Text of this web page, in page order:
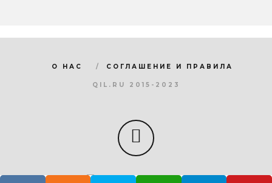
О НАС СОГЛАШЕНИЕ И ПРАВИЛА
QIL.RU 2015-2023